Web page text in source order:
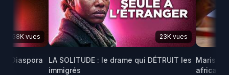
vues 23K vues
LA SOLITUDE : le drame qui DÉTRUIT les
immigrés
Maris
africains